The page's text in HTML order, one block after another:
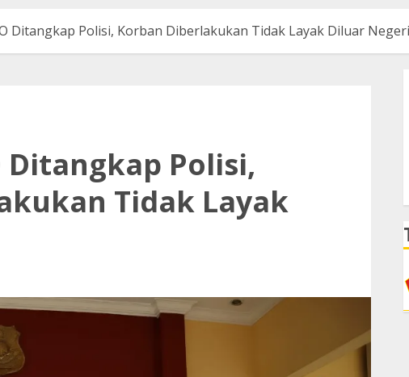
Ditangkap Polisi, Korban Diberlakukan Tidak Layak Diluar Negeri
Ditangkap Polisi,
Tidak Layak